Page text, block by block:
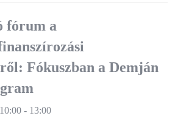
fórum a
Fókuszban a Demján
- 13:00